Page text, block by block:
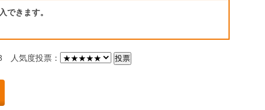
できます。
人気度投票：